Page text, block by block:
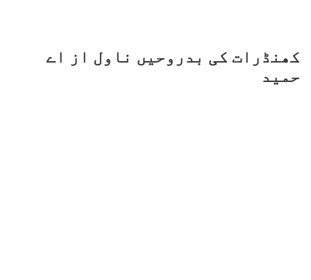
کھنڈرات کی بدروحیں ناول از اے
حمید